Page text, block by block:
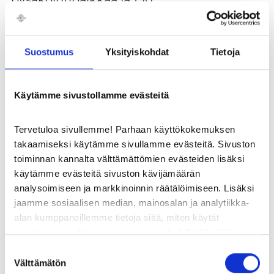
Suostumus Yksityiskohdat Tietoja
Käytämme sivustollamme evästeitä
Tervetuloa sivullemme! Parhaan käyttökokemuksen
takaamiseksi käytämme sivullamme evästeitä. Sivuston
toiminnan kannalta välttämättömien evästeiden lisäksi
käytämme evästeitä sivuston kävijämäärän
analysoimiseen ja markkinoinnin räätälöimiseen. Lisäksi
jaamme sosiaalisen median, mainosalan ja analytiikka-
alan kumppaneillemme tietoja siitä, miten käytät
sivustoamme. Kumppanimme voivat yhdistää näitä
kerätty, kun olet käyttänyt heidän palvelujaan.
valinta
Välttämätön
polkupyöräpaikkaa. Paikallisliikenteen
reiteillä 1,2 ja 7 pääsee Veturiin pitkin
päivää ja myös Onnibussin pysäkki
sijaitsee Veturin piha-alueella.
Pinta-ala
Veturin kokonaispinta-ala on 60 0000 m²,
josta vuokrattavan pinta-alan osuus on 42
807 m².
Kävijät vuonna 2025